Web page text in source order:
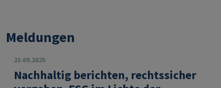
Meldungen
23.09.2025
Nachhaltig berichten, rechtssicher